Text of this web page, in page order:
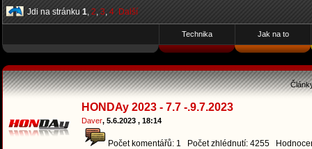
Jdi na stránku 1, 2, 3, 4 Další
Technika Jak na to
HONDAy 2023 - 7.7 -.9.7.2023
Daver, 5.6.2023 , 18:14
Počet komentářů: 1 Počet zhlédnutí: 4255